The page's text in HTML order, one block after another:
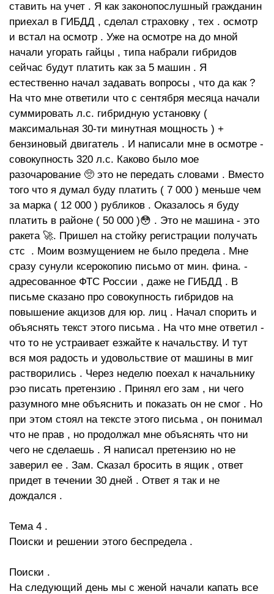
ставить на учет . Я как законопослушный гражданин
приехал в ГИБДД , сделал страховку , тех . осмотр
и встал на осмотр . Уже на осмотре на до мной
начали угорать гайцы , типа набрали гибридов
сейчас будут платить как за 5 машин . Я
естественно начал задавать вопросы , что да как ?
На что мне ответили что с сентября месяца начали
суммировать л.с. гибридную установку (
максимальная 30-ти минутная мощность ) +
бензиновый двигатель . И написали мне в осмотре -
совокупность 320 л.с. Каково было мое
разочарование 🥺 это не передать словами . Вместо
того что я думал буду платить ( 7 000 ) меньше чем
за марка ( 12 000 ) рубликов . Оказалось я буду
платить в районе ( 50 000 )😳 . Это не машина - это
ракета 🚀. Пришел на стойку регистрации получать
стс . Моим возмущением не было предела . Мне
сразу сунули ксерокопию письмо от мин. фина. -
адресованное ФТС России , даже не ГИБДД . В
письме сказано про совокупность гибридов на
повышение акцизов для юр. лиц . Начал спорить и
объяснять текст этого письма . На что мне ответил -
что то не устраивает езжайте к начальству. И тут
вся моя радость и удовольствие от машины в миг
растворились . Через неделю поехал к начальнику
рэо писать претензию . Принял его зам , ни чего
разумного мне объяснить и показать он не смог . Но
при этом стоял на тексте этого письма , он понимал
что не прав , но продолжал мне объяснять что ни
чего не сделаешь . Я написал претензию но не
заверил ее . Зам. Сказал бросить в ящик , ответ
придет в течении 30 дней . Ответ я так и не
дождался .
Тема 4 .
Поиски и решении этого беспредела .
Поиски .
На следующий день мы с женой начали капать все